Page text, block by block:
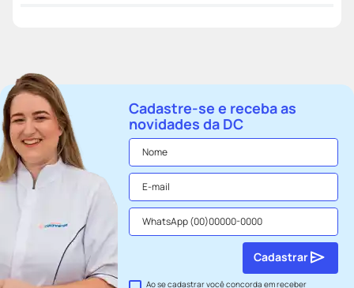
Cadastre-se e receba as
novidades da DC
Ao se cadastrar você concorda em receber
Cadastrar